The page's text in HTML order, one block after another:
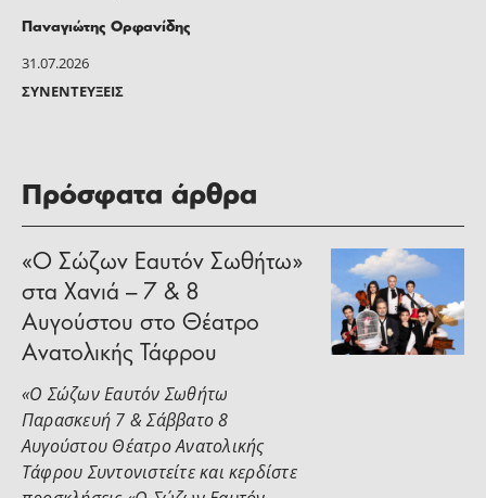
31.07.2026
ΣΥΝΕΝΤΕΎΞΕΙΣ
Παναγιώτης Ορφανίδης
Πρόσφατα άρθρα
«Ο Σώζων Εαυτόν Σωθήτω»
στα Χανιά – 7 & 8
Αυγούστου στο Θέατρο
Ανατολικής Τάφρου
«Ο Σώζων Εαυτόν Σωθήτω
Παρασκευή 7 & Σάββατο 8
Αυγούστου Θέατρο Ανατολικής
Τάφρου Συντονιστείτε και κερδίστε